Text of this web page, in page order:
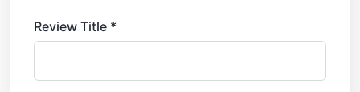
Review Title *